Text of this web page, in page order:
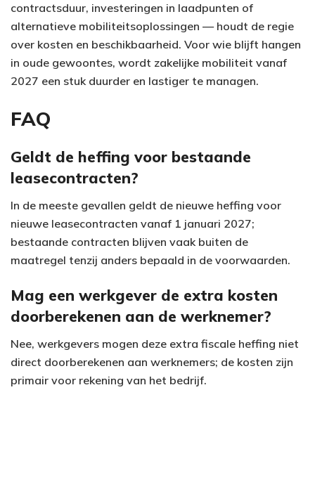
contractsduur, investeringen in laadpunten of
alternatieve mobiliteitsoplossingen — houdt de regie
over kosten en beschikbaarheid. Voor wie blijft hangen
in oude gewoontes, wordt zakelijke mobiliteit vanaf
2027 een stuk duurder en lastiger te managen.
FAQ
Geldt de heffing voor bestaande
leasecontracten?
In de meeste gevallen geldt de nieuwe heffing voor
nieuwe leasecontracten vanaf 1 januari 2027;
bestaande contracten blijven vaak buiten de
maatregel tenzij anders bepaald in de voorwaarden.
Mag een werkgever de extra kosten
doorberekenen aan de werknemer?
Nee, werkgevers mogen deze extra fiscale heffing niet
direct doorberekenen aan werknemers; de kosten zijn
primair voor rekening van het bedrijf.